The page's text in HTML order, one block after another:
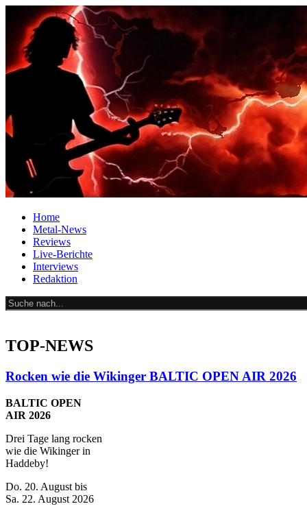
Home
Metal-News
Reviews
Live-Berichte
Interviews
Redaktion
TOP-NEWS
Rocken wie die Wikinger BALTIC OPEN AIR 2026
BALTIC OPEN
AIR 2026
Drei Tage lang rocken
wie die Wikinger in
Haddeby!
Do. 20. August bis
Sa. 22. August 2026